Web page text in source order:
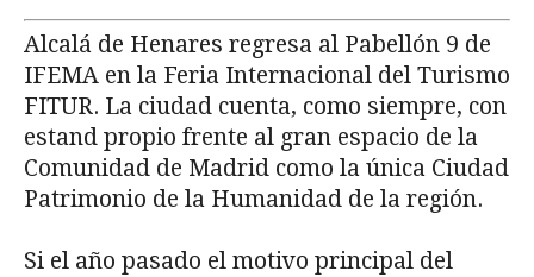
Alcalá de Henares regresa al Pabellón 9 de
IFEMA en la Feria Internacional del Turismo
FITUR. La ciudad cuenta, como siempre, con
estand propio frente al gran espacio de la
Comunidad de Madrid como la única Ciudad
Patrimonio de la Humanidad de la región.
Si el año pasado el motivo principal del